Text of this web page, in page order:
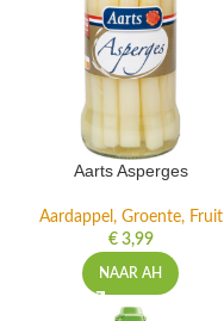
Aarts Asperges
Aardappel, Groente, Fruit
€3,99
NAAR AH